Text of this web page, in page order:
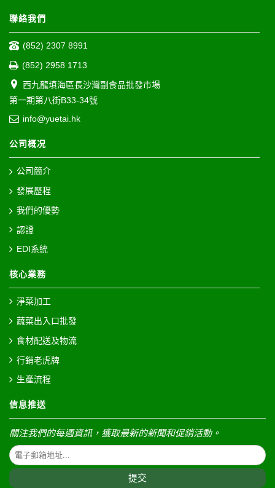
聯絡我們
(852) 2307 8991
(852) 2958 1713
西九龍填海區長沙灣副食品批發市場
第一期第八街B33-34號
info@yuetai.hk
公司概况
公司簡介
發展歷程
我們的優勢
認證
EDI系統
核心業務
淨菜加工
蔬菜出入口批發
食材配送及物流
行銷老虎牌
生產流程
信息推送
關注我們的每週資訊，獲取最新的新聞和促銷活動。
提交